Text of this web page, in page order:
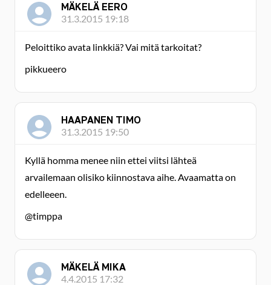
MÄKELÄ EERO
31.3.2015 19:18
Peloittiko avata linkkiä? Vai mitä tarkoitat?
pikkueero
HAAPANEN TIMO
31.3.2015 19:50
Kyllä homma menee niin ettei viitsi lähteä
arvailemaan olisiko kiinnostava aihe. Avaamatta on
edelleeen.
@timppa
MÄKELÄ MIKA
4.4.2015 17:32